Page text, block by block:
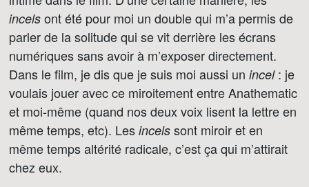
incels ont été pour moi un double qui m’a permis de
parler de la solitude qui se vit derrière les écrans
numériques sans avoir à m’exposer directement.
Dans le film, je dis que je suis moi aussi un incel: je
voulais jouer avec ce miroitement entre Anathematic
et moi-même (quand nos deux voix lisent la lettre en
même temps, etc). Les incels sont miroir et en
même temps altérité radicale, c’est ça qui m’attirait
chez eux.